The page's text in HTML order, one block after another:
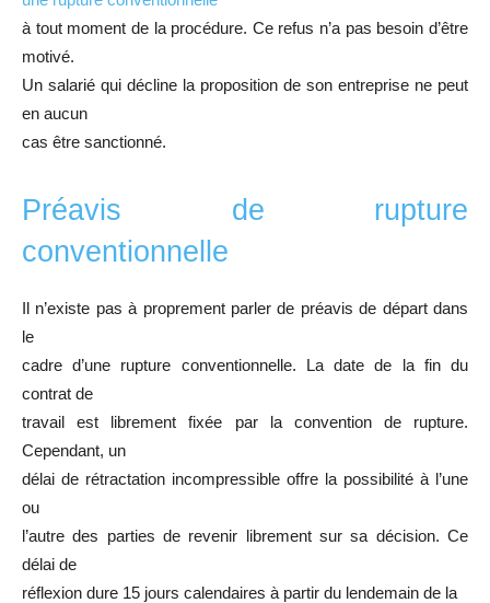
à tout moment de la procédure. Ce refus n’a pas besoin d’être
motivé.
Un salarié qui décline la proposition de son entreprise ne peut
en aucun
cas être sanctionné.
Préavis de rupture
conventionnelle
Il n’existe pas à proprement parler de préavis de départ dans
le
cadre d’une rupture conventionnelle. La date de la fin du
contrat de
travail est librement fixée par la convention de rupture.
Cependant, un
délai de rétractation incompressible offre la possibilité à l’une
ou
l’autre des parties de revenir librement sur sa décision. Ce
délai de
réflexion dure 15 jours calendaires à partir du lendemain de la